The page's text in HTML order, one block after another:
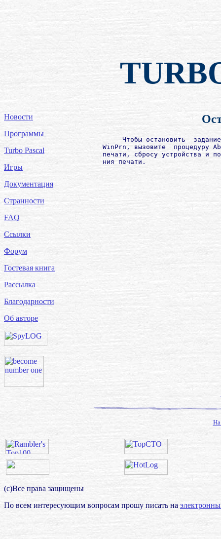
Новости
Программы
Turbo Pascal
Игры
Документация
Странности
FAQ
Ссылки
Форум
Гостевая книга
Рассылка
Благодарности
Об авторе
Чтобы остановить
WinPrn, вызовите  процедуру
печати, сбросу устройства и
        ния печати.
(с)Все права защищены
По всем интересующим вопросам прошу писать на